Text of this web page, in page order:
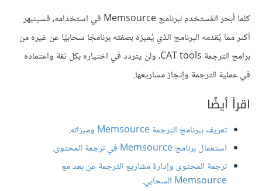
كلما أبحر المُستخدم لبرنامج Memsource في استخدامه، فسينبهر
أكثر مما يُقدمه البرنامج الذي يُميزه بصفته برنامجًا سحابيًا عن غيره من
برامج الترجمة CAT tools، ولن يتردد في اختياره بكل ثقة واعتماده
في عملية الترجمة وإنجاز مشاريعها.
اقرأ أيضًا
تعريف ببرنامج الترجمة Memsource وميزاته
.
استعمال برنامج Memsource في ترجمة المحتوى
.
ترجمة المحتوى وإدارة مشاريع الترجمة عن بعد مع
Memsource السحابي
.